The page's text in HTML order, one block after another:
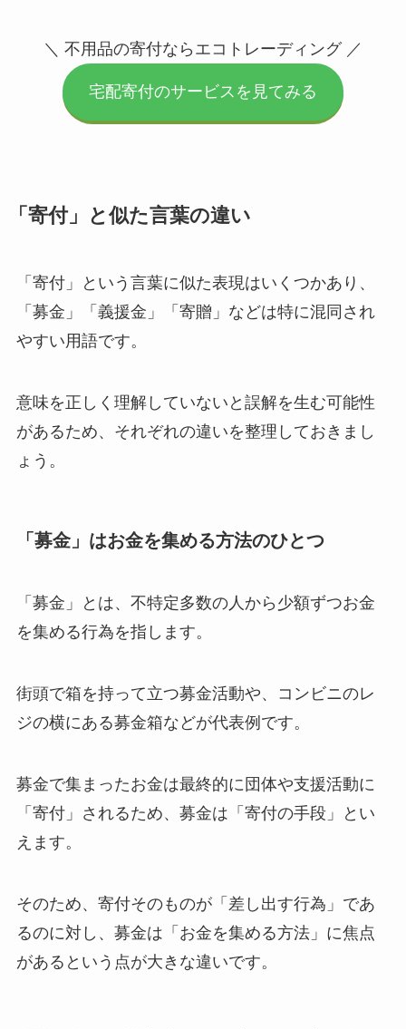
＼ 不用品の寄付ならエコトレーディング ／
宅配寄付のサービスを見てみる
「寄付」と似た言葉の違い
「寄付」という言葉に似た表現はいくつかあり、
「募金」「義援金」「寄贈」などは特に混同され
やすい用語です。
意味を正しく理解していないと誤解を生む可能性
があるため、それぞれの違いを整理しておきまし
ょう。
「募金」はお金を集める方法のひとつ
「募金」とは、不特定多数の人から少額ずつお金
を集める行為を指します。
街頭で箱を持って立つ募金活動や、コンビニのレ
ジの横にある募金箱などが代表例です。
募金で集まったお金は最終的に団体や支援活動に
「寄付」されるため、募金は「寄付の手段」とい
えます。
そのため、寄付そのものが「差し出す行為」であ
るのに対し、募金は「お金を集める方法」に焦点
があるという点が大きな違いです。